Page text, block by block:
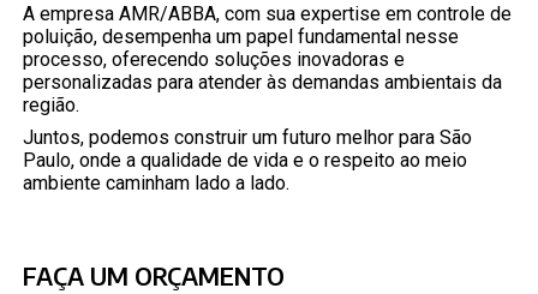
A empresa AMR/ABBA, com sua expertise em controle de
poluição, desempenha um papel fundamental nesse
processo, oferecendo soluções inovadoras e
personalizadas para atender às demandas ambientais da
região.
Juntos, podemos construir um futuro melhor para São
Paulo, onde a qualidade de vida e o respeito ao meio
ambiente caminham lado a lado.
FAÇA UM ORÇAMENTO